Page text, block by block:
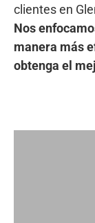
clientes en
Nos
manera más
obtenga el